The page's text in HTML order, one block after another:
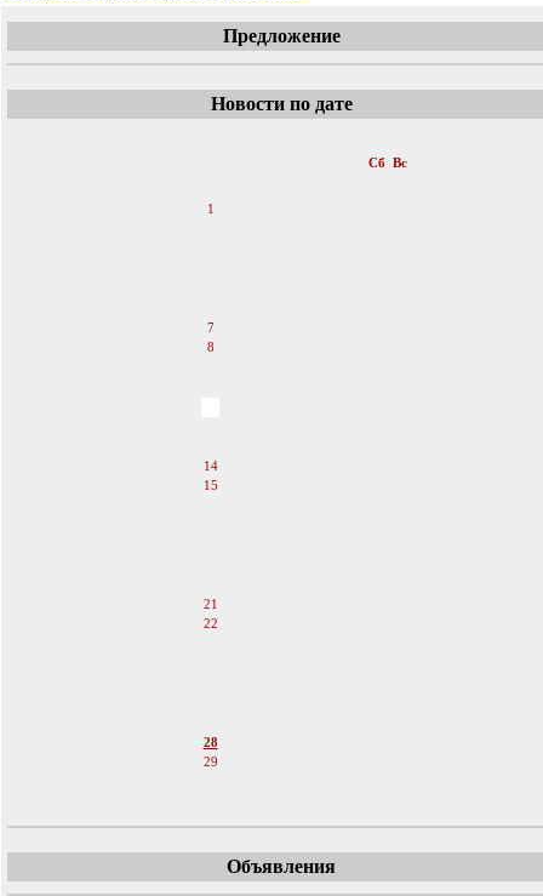
Предложение
Новости по дате
Сб Вс
1
7
8
14
15
21
22
28
29
Объявления